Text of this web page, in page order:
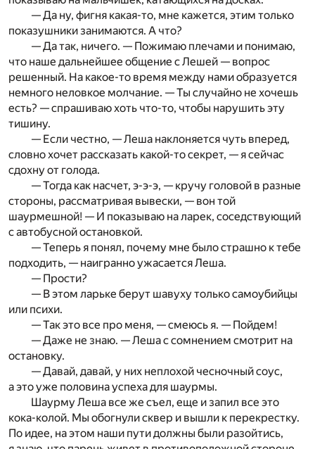
— Да ну, фигня какая-то, мне кажется, этим только
показушники занимаются. А что?
— Да так, ничего. — Пожимаю плечами и понимаю,
что наше дальнейшее общение с Лешей — вопрос
решенный. На какое-то время между нами образуется
немного неловкое молчание. — Ты случайно не хочешь
есть? — спрашиваю хоть что-то, чтобы нарушить эту
тишину.
— Если честно, — Леша наклоняется чуть вперед,
словно хочет рассказать какой-то секрет, — я сейчас
сдохну от голода.
— Тогда как насчет, э-э-э, — кручу головой в разные
стороны, рассматривая вывески, — вон той
шаурмешной! — И показываю на ларек, соседствующий
с автобусной остановкой.
— Теперь я понял, почему мне было страшно к тебе
подходить, — наигранно ужасается Леша.
— Прости?
— В этом ларьке берут шавуху только самоубийцы
или психи.
— Так это все про меня, — смеюсь я. — Пойдем!
— Даже не знаю. — Леша с сомнением смотрит на
остановку.
— Давай, давай, у них неплохой чесночный соус,
а это уже половина успеха для шаурмы.
Шаурму Леша все же съел, еще и запил все это
кока-колой. Мы обогнули сквер и вышли к перекрестку.
По идее, на этом наши пути должны были разойтись,